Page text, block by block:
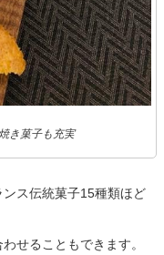
き菓子も充実
ス伝統菓子15種類ほど
せることもできます。